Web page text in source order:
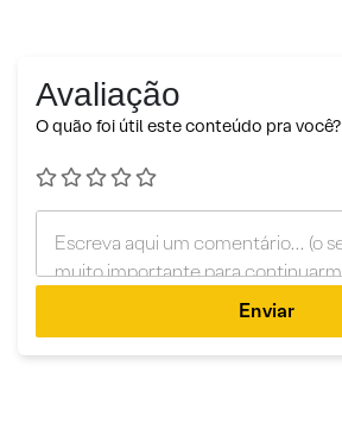
Avaliação
O quão foi útil este conteúdo pra você?
Enviar